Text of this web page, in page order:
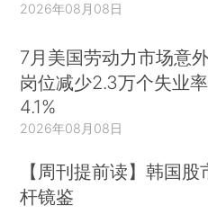
2026年08月08日
7月美国劳动力市场意
岗位减少2.3万个失业
4.1%
2026年08月08日
【周刊提前读】韩国股
杆镜鉴